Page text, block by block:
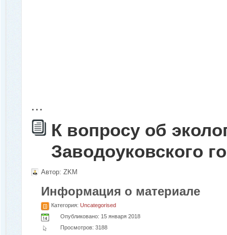
...
К вопросу об
Заводоуковского
Автор: ZKM
Информация о материале
Категория: Uncategorised
Опубликовано: 15 января 2018
Просмотров: 3188